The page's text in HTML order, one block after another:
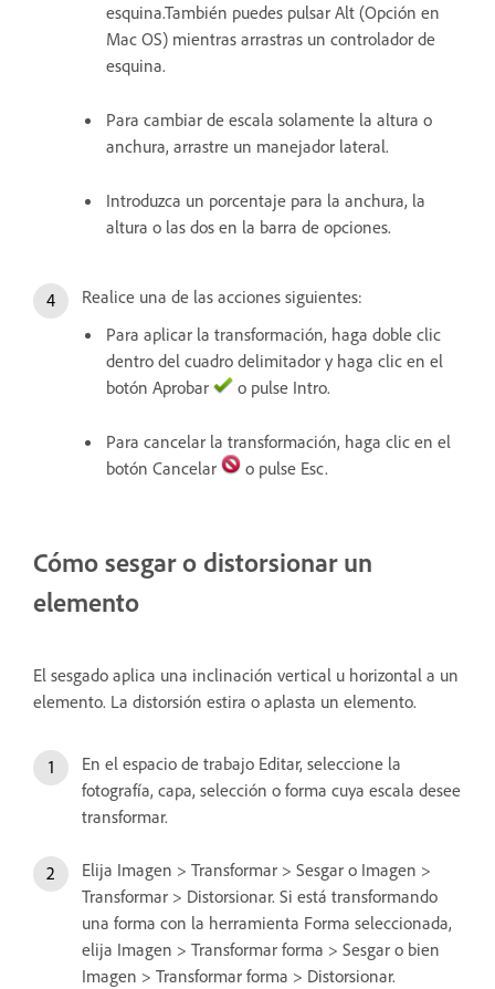
esquina.También puedes pulsar Alt (Opción en
Mac OS) mientras arrastras un controlador de
esquina.
Para cambiar de escala solamente la altura o
anchura, arrastre un manejador lateral.
Introduzca un porcentaje para la anchura, la
altura o las dos en la barra de opciones.
Realice una de las acciones siguientes:
Para aplicar la transformación, haga doble clic
dentro del cuadro delimitador y haga clic en el
botón Aprobar
o pulse Intro.
Para cancelar la transformación, haga clic en el
botón Cancelar
o pulse Esc.
Cómo sesgar o distorsionar un
elemento
El sesgado aplica una inclinación vertical u horizontal a un
elemento. La distorsión estira o aplasta un elemento.
En el espacio de trabajo Editar, seleccione la
fotografía, capa, selección o forma cuya escala desee
transformar.
Elija Imagen > Transformar > Sesgar o Imagen >
Transformar > Distorsionar. Si está transformando
una forma con la herramienta Forma seleccionada,
elija Imagen > Transformar forma > Sesgar o bien
Imagen > Transformar forma > Distorsionar.